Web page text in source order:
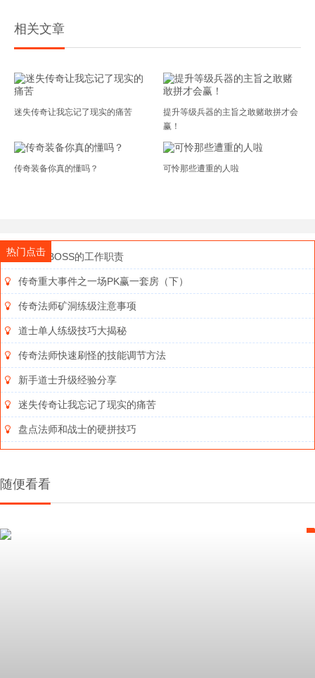
相关文章
迷失传奇让我忘记了现实的痛苦
提升等级兵器的主旨之敢赌敢拼才会
赢！
传奇装备你真的懂吗？ 可怜那些遭重的人啦
热门点击
战士刷BOSS的工作职责
传奇重大事件之一场PK赢一套房（下）
传奇法师矿洞练级注意事项
道士单人练级技巧大揭秘
传奇法师快速刷怪的技能调节方法
新手道士升级经验分享
迷失传奇让我忘记了现实的痛苦
盘点法师和战士的硬拼技巧
随便看看